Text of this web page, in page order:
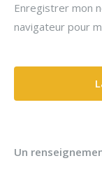
Enregistrer mon
navigateur pour
Un